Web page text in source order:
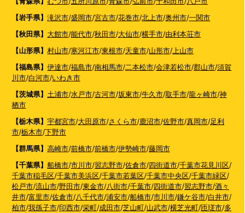
【岩手県】 滝沢市/盛岡市/宮古市/花巻市/北上市/奥州市/一関市
【秋田県】 大館市/能代市/秋田市/大仙市/横手市/由利本荘市
【山形県】 村山市/寒河江市/東根市/天童市/山形市/上山市
【福島県】 伊達市/福島市/南相馬市/二本松市/会津若松市/郡山市/須賀
川市/白河市/いわき市
【茨城県】 土浦市/水戸市/古河市/坂東市/牛久市/取手市/龍ヶ崎市/神
栖市
【栃木県】 宇都宮市/大田原市/さくら市/鹿沼市/佐野市/真岡市/足利
市/栃木市/下野市
【群馬県】 高崎市/前橋市/前橋市/伊勢崎市/藤岡市
【千葉県】 船橋市/市川市/習志野市/佐倉市/四街道市/千葉市花見川区/
千葉市稲毛区/千葉市美浜区/千葉市若葉区/千葉市中央区/千葉市緑区/
松戸市/流山市/野田市/東金市/八街市/千葉市/四街道市/習志野市/酒々
井市/富里市/佐倉市/八千代市/浦安市/船橋市/市川市/鎌ケ谷市/白井市/
柏市/我孫子市/印西市/栄町/成田市/芝山町/山武市/横芝光町/匝瑳市/多